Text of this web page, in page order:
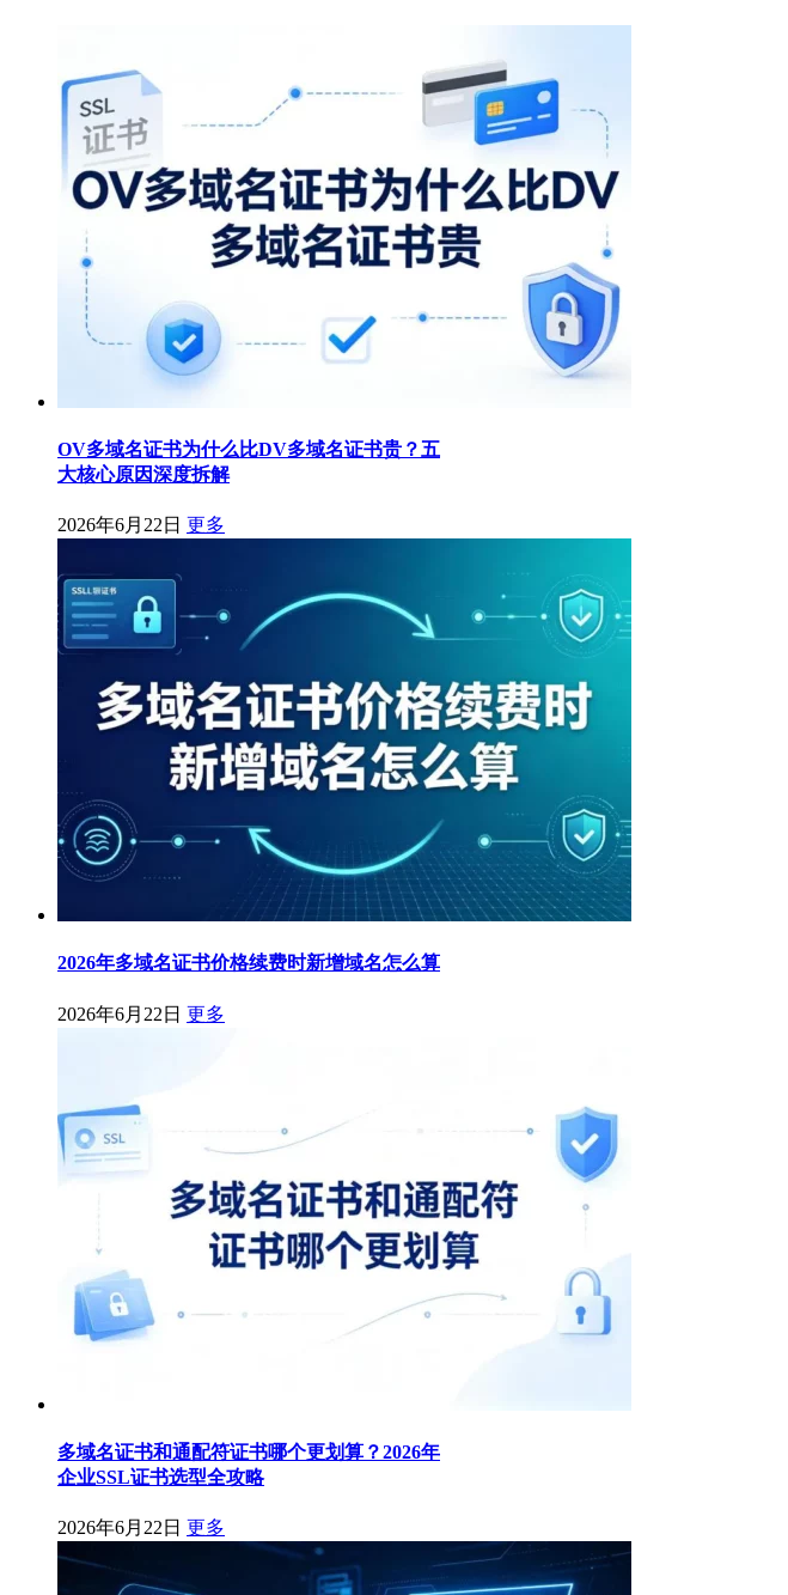
OV多域名证书为什么比DV多域名证书贵？五
大核心原因深度拆解
2026年6月22日 更多
2026年多域名证书价格续费时新增域名怎么算
2026年6月22日 更多
多域名证书和通配符证书哪个更划算？2026年
企业SSL证书选型全攻略
2026年6月22日 更多